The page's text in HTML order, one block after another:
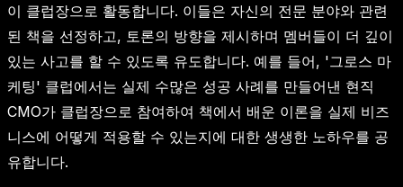
이 클럽장으로 활동합니다. 이들은 자신의 전문 분야와 관련
된 책을 선정하고, 토론의 방향을 제시하며 멤버들이 더 깊이
있는 사고를 할 수 있도록 유도합니다. 예를 들어, '그로스 마
케팅' 클럽에서는 실제 수많은 성공 사례를 만들어낸 현직
CMO가 클럽장으로 참여하여 책에서 배운 이론을 실제 비즈
니스에 어떻게 적용할 수 있는지에 대한 생생한 노하우를 공
유합니다.